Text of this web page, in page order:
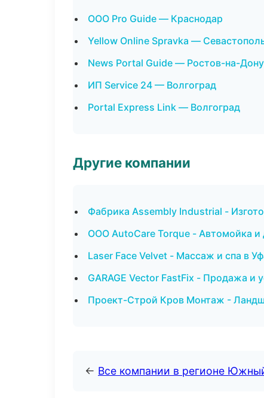
ООО Pro Guide — Краснодар
Yellow Online Spravka —
News Portal Guide — Ростов-на-Дону
ИП Service 24 — Волгоград
Portal Express Link — Волгоград
Другие компании
Фабрика Assembly Industrial -
ООО AutoCare Torque - Автомойка и
Laser Face Velvet - Массаж и спа в
GARAGE Vector FastFix - Продажа и
Проект-Строй Кров Монтаж -
← Все компании в регионе